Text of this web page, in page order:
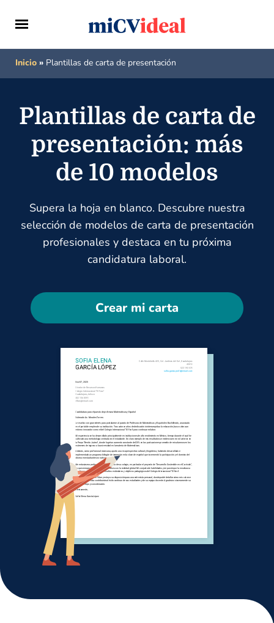
Inicio » Plantillas de carta de presentación
Plantillas de carta de
presentación: más
de 10 modelos
Supera la hoja en blanco. Descubre nuestra
selección de modelos de carta de presentación
profesionales y destaca en tu próxima
candidatura laboral.
Crear mi carta